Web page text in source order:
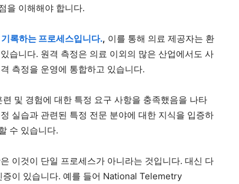
을 이해해야 합니다.
록하는 프로세스입니다., 이를 통해 의료 제공자는 환
습니다. 원격 측정은 의료 이외의 많은 산업에서도 사
측정을 운영에 통합하고 있습니다.
및 경험에 대한 특정 요구 사항을 충족했음을 나타
실습과 관련된 특정 전문 분야에 대한 지식을 입증하
수 있습니다.
이것이 단일 프로세스가 아니라는 것입니다. 대신 다
이 있습니다. 예를 들어 National Telemetry